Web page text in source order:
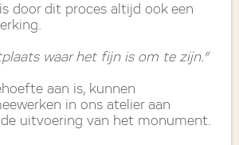
door dit proces altijd ook een
waar het fijn is om te zijn.”
aan is, kunnen
in ons atelier aan
uitvoering van het monument.